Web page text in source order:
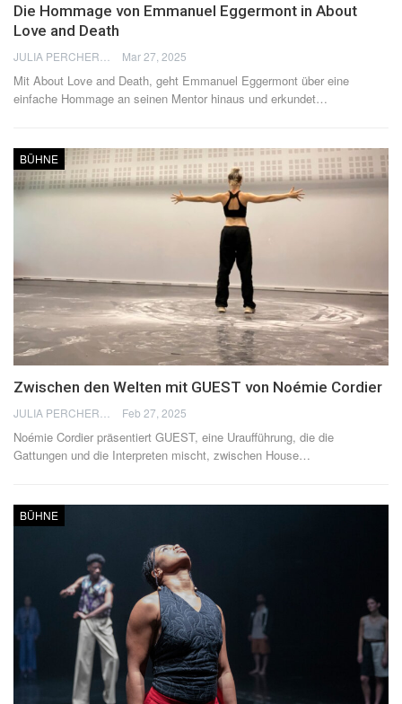
Die Hommage von Emmanuel Eggermont in About
Love and Death
Mar 27, 2025
Mit About Love and Death, geht Emmanuel Eggermont über eine
einfache Hommage an seinen Mentor hinaus und erkundet…
BÜHNE
Zwischen den Welten mit GUEST von Noémie Cordier
JULIA PERCHERON Feb 27, 2025
Noémie Cordier präsentiert GUEST, eine Uraufführung, die die
Gattungen und die Interpreten mischt, zwischen House…
BÜHNE